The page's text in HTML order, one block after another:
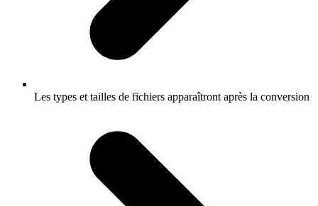
Les types et tailles de fichiers apparaîtront après la conversion